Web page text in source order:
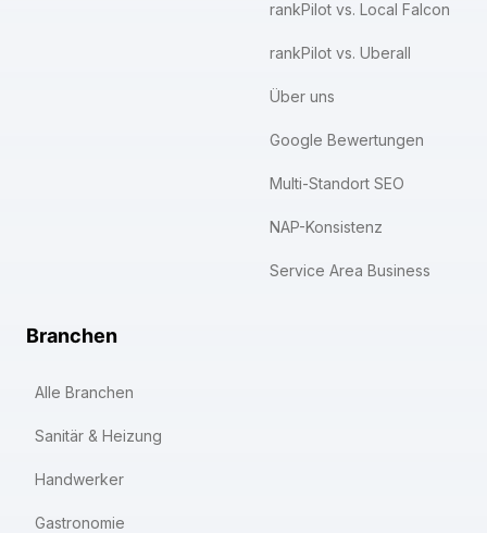
rankPilot vs. Local Falcon
rankPilot vs. Uberall
Über uns
Google Bewertungen
Multi-Standort SEO
NAP-Konsistenz
Service Area Business
Branchen
Alle Branchen
Sanitär & Heizung
Handwerker
Gastronomie